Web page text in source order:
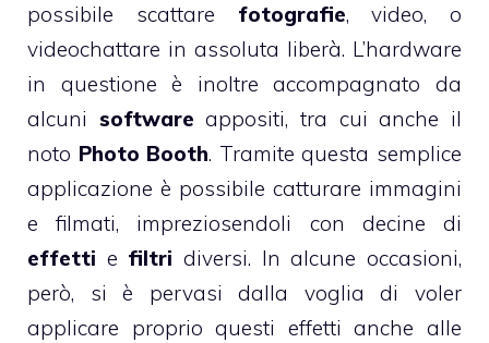
possibile scattare fotografie, video, o
videochattare in assoluta liberà. L’hardware
in questione è inoltre accompagnato da
alcuni software appositi, tra cui anche il
noto Photo Booth. Tramite questa semplice
applicazione è possibile catturare immagini
e filmati, impreziosendoli con decine di
effetti e filtri diversi. In alcune occasioni,
però, si è pervasi dalla voglia di voler
applicare proprio questi effetti anche alle